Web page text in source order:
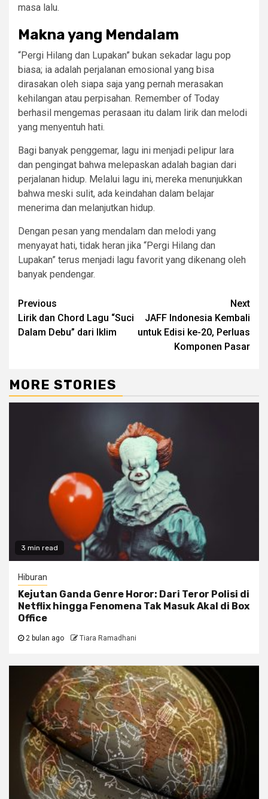
masa lalu.
Makna yang Mendalam
“Pergi Hilang dan Lupakan” bukan sekadar lagu pop
biasa; ia adalah perjalanan emosional yang bisa
dirasakan oleh siapa saja yang pernah merasakan
kehilangan atau perpisahan. Remember of Today
berhasil mengemas perasaan itu dalam lirik dan melodi
yang menyentuh hati.
Bagi banyak penggemar, lagu ini menjadi pelipur lara
dan pengingat bahwa melepaskan adalah bagian dari
perjalanan hidup. Melalui lagu ini, mereka menunjukkan
bahwa meski sulit, ada keindahan dalam belajar
menerima dan melanjutkan hidup.
Dengan pesan yang mendalam dan melodi yang
menyayat hati, tidak heran jika “Pergi Hilang dan
Lupakan” terus menjadi lagu favorit yang dikenang oleh
banyak pendengar.
Continue
Reading
Previous
Lirik dan Chord Lagu “Suci
Dalam Debu” dari Iklim
Next
JAFF Indonesia Kembali
untuk Edisi ke-20, Perluas
Komponen Pasar
MORE STORIES
3 min read
Hiburan
Kejutan Ganda Genre Horor: Dari Teror Polisi di
Netflix hingga Fenomena Tak Masuk Akal di Box
Office
2 bulan ago Tiara Ramadhani